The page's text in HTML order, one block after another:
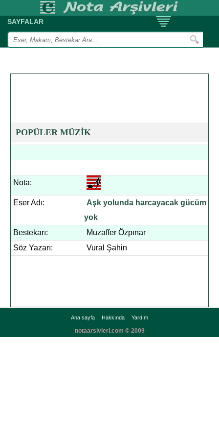
SAYFALAR
POPÜLER MÜZİK
Nota:
Eser Adı:
Aşk yolunda harcayacak gücüm
yok
Bestekarı:
Muzaffer Özpınar
Söz Yazarı:
Vural Şahin
Ana sayfa Hakkında Yardım
notaarsivleri.com © 2009